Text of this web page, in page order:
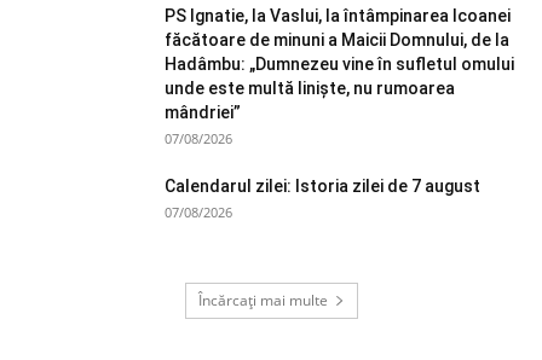
PS Ignatie, la Vaslui, la întâmpinarea Icoanei
făcătoare de minuni a Maicii Domnului, de la
Hadâmbu: „Dumnezeu vine în sufletul omului
unde este multă liniște, nu rumoarea
mândriei”
07/08/2026
Calendarul zilei: Istoria zilei de 7 august
07/08/2026
Încărcați mai multe